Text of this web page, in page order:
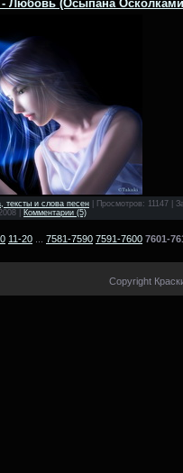
- Любовь (Осыпана
тексты и слова песен Просмотров: 11147
Комментарии (5)
11-20 7581-7590 7591-7600 7601-
Copyright